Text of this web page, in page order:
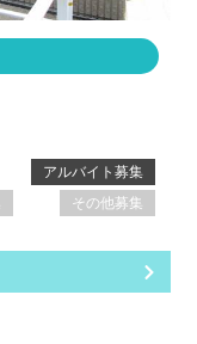
アルバイト募集
その他募集